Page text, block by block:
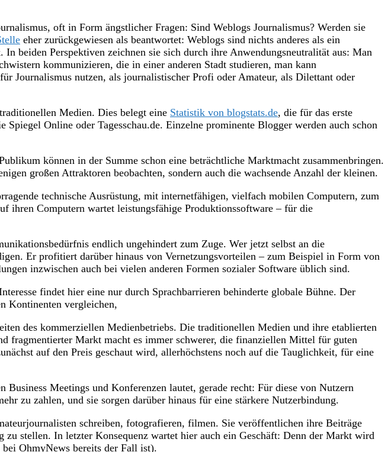
oft in Form ängstlicher Fragen: Sind Weblogs Journalismus? Werden sie
eher zurückgewiesen als beantwortet: Weblogs sind nichts anderes als ein
beiden Perspektiven zeichnen sie sich durch ihre Anwendungsneutralität aus: Man
kommunizieren, die in einer anderen Stadt studieren, man kann
Journalismus nutzen, als journalistischer Profi oder Amateur, als Dilettant oder
Medien. Dies belegt eine Statistik von blogstats.de, die für das erste
Online oder Tagesschau.de. Einzelne prominente Blogger werden auch schon
können in der Summe schon eine beträchtliche Marktmacht zusammenbringen.
großen Attraktoren beobachten, sondern auch die wachsende Anzahl der kleinen.
technische Ausrüstung, mit internetfähigen, vielfach mobilen Computern, zum
ihren Computern wartet leistungsfähige Produktionssoftware – für die
endlich ungehindert zum Zuge. Wer jetzt selbst an die
Er profitiert darüber hinaus von Vernetzungsvorteilen – zum Beispiel in Form von
inzwischen auch bei vielen anderen Formen sozialer Software üblich sind.
findet hier eine nur durch Sprachbarrieren behinderte globale Bühne. Der
Kontinenten vergleichen,
des kommerziellen Medienbetriebs. Die traditionellen Medien und ihre etablierten
fragmentierter Markt macht es immer schwerer, die finanziellen Mittel für guten
auf den Preis geschaut wird, allerhöchstens noch auf die Tauglichkeit, für eine
Business Meetings und Konferenzen lautet, gerade recht: Für diese von Nutzern
zu zahlen, und sie sorgen darüber hinaus für eine stärkere Nutzerbindung.
schreiben, fotografieren, filmen. Sie veröffentlichen ihre Beiträge
stellen. In letzter Konsequenz wartet hier auch ein Geschäft: Denn der Markt wird
bei OhmyNews bereits der Fall ist).